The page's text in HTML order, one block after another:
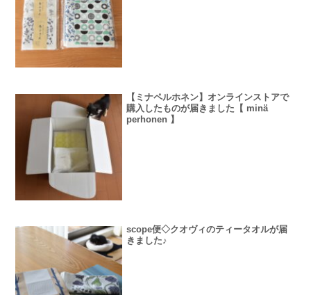
【ミナペルホネン】オンラインストアで
購入したものが届きました【 minä
perhonen 】
scope便◇クオヴィのティータオルが届
きました♪